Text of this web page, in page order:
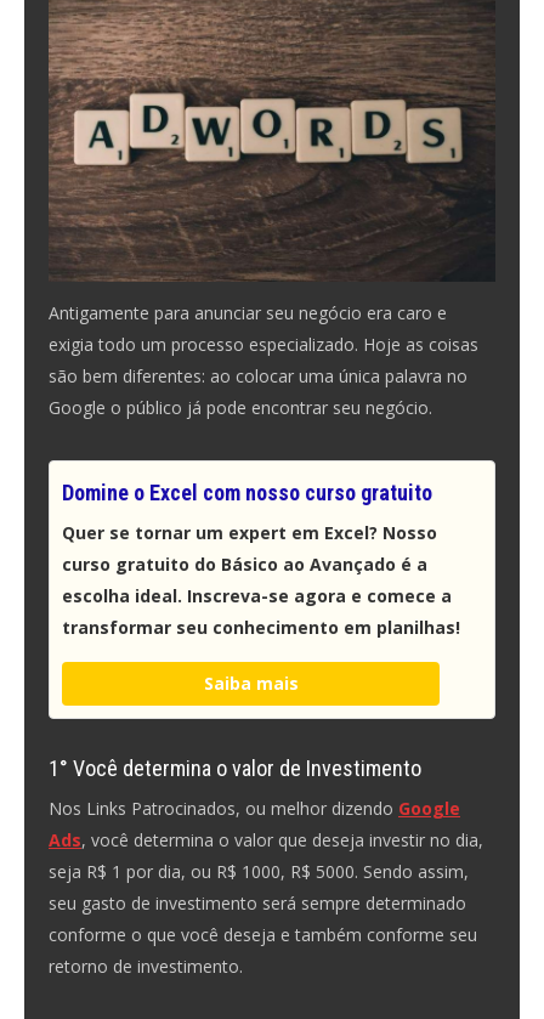
Antigamente para anunciar seu negócio era caro e
exigia todo um processo especializado. Hoje as coisas
são bem diferentes: ao colocar uma única palavra no
Google o público já pode encontrar seu negócio.
Domine o Excel com nosso curso gratuito
Quer se tornar um expert em Excel? Nosso
curso gratuito do Básico ao Avançado é a
escolha ideal. Inscreva-se agora e comece a
transformar seu conhecimento em planilhas!
Saiba mais
1° Você determina o valor de Investimento
Nos Links Patrocinados, ou melhor dizendo Google
Ads, você determina o valor que deseja investir no dia,
seja R$ 1 por dia, ou R$ 1000, R$ 5000. Sendo assim,
seu gasto de investimento será sempre determinado
conforme o que você deseja e também conforme seu
retorno de investimento.